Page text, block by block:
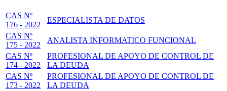
CAS Nº
176 - 2022
ESPECIALISTA DE DATOS
CAS Nº
175 - 2022
ANALISTA INFORMATICO FUNCIONAL
CAS Nº
174 - 2022
PROFESIONAL DE APOYO DE CONTROL DE
LA DEUDA
CAS Nº
173 - 2022
PROFESIONAL DE APOYO DE CONTROL DE
LA DEUDA